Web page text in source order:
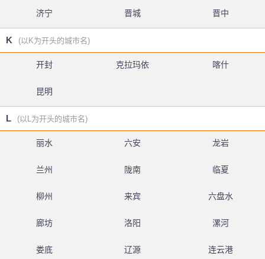
济宁 晋城 晋中
K (以K为开头的城市名)
开封 克拉玛依 喀什
昆明
L (以L为开头的城市名)
丽水 六安 龙岩
兰州 陇南 临夏
柳州 来宾 六盘水
廊坊 洛阳 漯河
娄底 辽源 连云港